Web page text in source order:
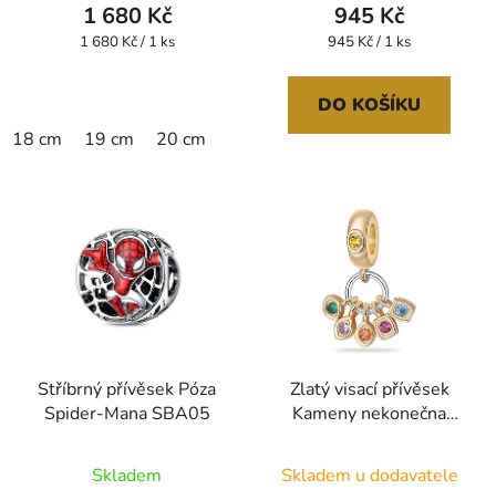
1 680 Kč
Měrná
1 680 Kč / 1 ks
18 cm 19 cm 20 cm
945 Kč
Měrná
945 Kč / 1 ks
DO KOŠÍKU
Stříbrný přívěsek Póza
Spider-Mana SBA05
Skladem
Zlatý visací přívěsek
Kameny nekonečna
Skladem u dodavatele